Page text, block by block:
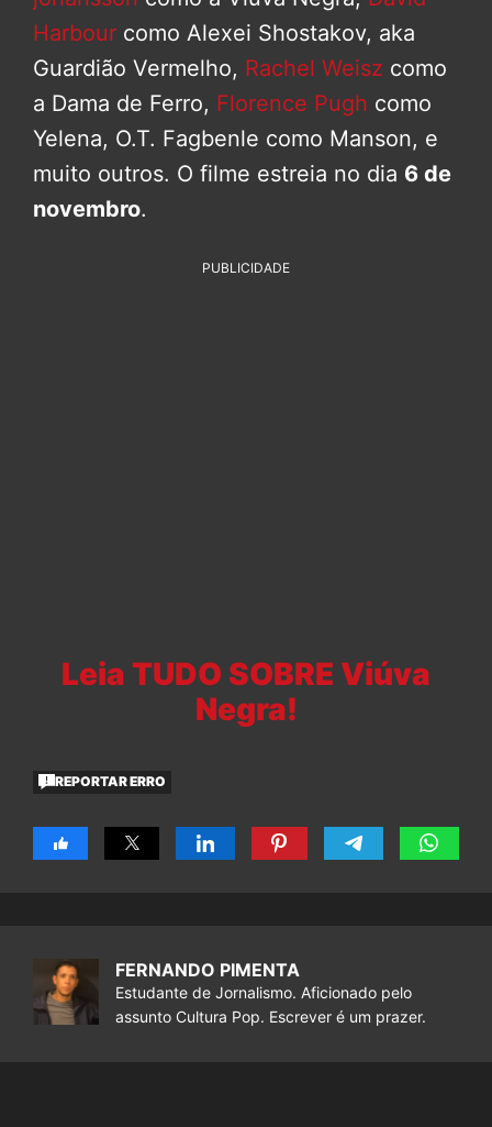
Harbour como Alexei Shostakov, aka
Guardião Vermelho, Rachel Weisz como
a Dama de Ferro, Florence Pugh como
Yelena, O.T. Fagbenle como Manson, e
muito outros. O filme estreia no dia 6 de
novembro.
PUBLICIDADE
Leia TUDO SOBRE Viúva
Negra!
REPORTAR ERRO
FERNANDO PIMENTA
Estudante de Jornalismo. Aficionado pelo
assunto Cultura Pop. Escrever é um prazer.